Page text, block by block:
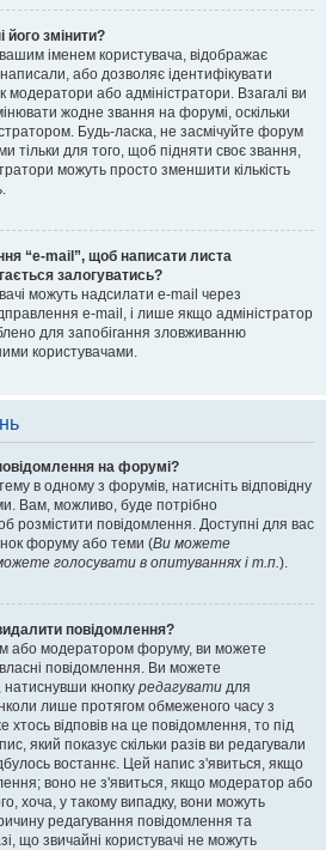
його змінити?
іменем користувача, відображає
написали, або дозволяє ідентифікувати
модератори або адміністратори. Взагалі ви
жодне звання на форумі, оскільки
Будь-ласка, не засмічуйте форум
тільки для того, щоб підняти своє звання,
можуть просто зменшити кількість
“e-mail”, щоб написати листа
залогуватись?
можуть надсилати e-mail через
e-mail, і лише якщо адміністратор
для запобігання зловживанню
користувачами.
на форумі?
в одному з форумів, натисніть відповідну
Вам, можливо, буде потрібно
розмістити повідомлення. Доступні для вас
форуму або теми (Ви можете
голосувати в опитуваннях і т.п.).
повідомлення?
або модератором форуму, ви можете
повідомлення. Ви можете
натиснувши кнопку редагувати для
лише протягом обмеженого часу з
відповів на це повідомлення, то під
який показує скільки разів ви редагували
востаннє. Цей напис з'явиться, якщо
воно не з'явиться, якщо модератор або
хоча, у такому випадку, вони можуть
редагування повідомлення та
що звичайні користувачі не можуть